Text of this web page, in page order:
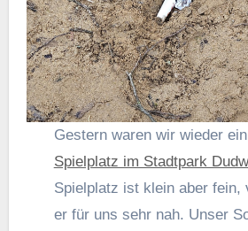
Gestern waren wir wieder
Spielplatz im Stadtpark
Spielplatz ist klein aber fein,
er für uns sehr nah. Unser